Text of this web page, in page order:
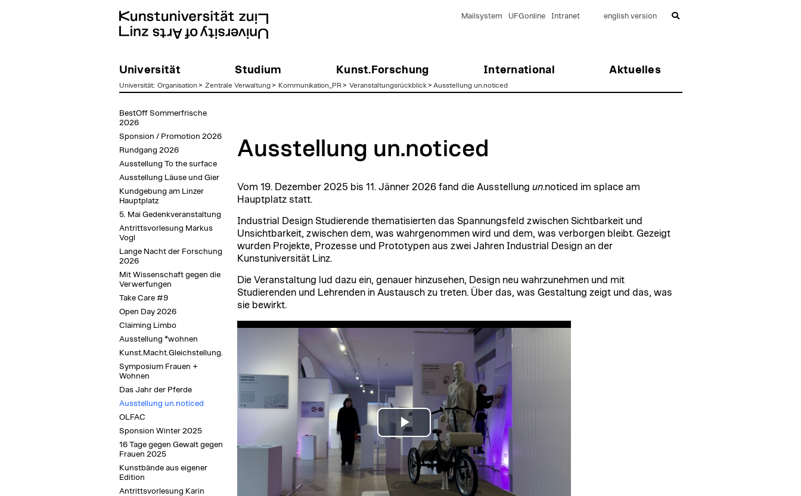
Universität Studium Kunst.Forschung International Aktuelles
Mailsystem UFGonline Intranet english version
Universität: Organisation > Zentrale Verwaltung> Kommunikation_PR > Veranstaltungsrückblick> Ausstellung un.noticed
BestOff Sommerfrische
2026
Sponsion / Promotion 2026
Rundgang 2026
Ausstellung To the surface
Ausstellung Läuse und Gier
Kundgebung am Linzer
Hauptplatz
5. Mai Gedenkveranstaltung
Antrittsvorlesung Markus
Vogl
Lange Nacht der Forschung
2026
Mit Wissenschaft gegen die
Verwerfungen
Take Care #9
Open Day 2026
Claiming Limbo
Ausstellung *wohnen
Kunst.Macht.Gleichstellung.
Symposium Frauen +
Wohnen
Das Jahr der Pferde
Ausstellung un.noticed
OLFAC
Sponsion Winter 2025
16 Tage gegen Gewalt gegen
Frauen 2025
Kunstbände aus eigener
Edition
Antrittsvorlesung Karin
Ausstellung un.noticed
Vom 19. Dezember 2025 bis 11. Jänner 2026 fand die Ausstellung un.noticed im splace am
Hauptplatz statt.
Industrial Design Studierende thematisierten das Spannungsfeld zwischen Sichtbarkeit und
Unsichtbarkeit, zwischen dem, was wahrgenommen wird und dem, was verborgen bleibt. Gezeigt
wurden Projekte, Prozesse und Prototypen aus zwei Jahren Industrial Design an der
Kunstuniversität Linz.
Die Veranstaltung lud dazu ein, genauer hinzusehen, Design neu wahrzunehmen und mit
Studierenden und Lehrenden in Austausch zu treten. Über das, was Gestaltung zeigt und das, was
sie bewirkt.